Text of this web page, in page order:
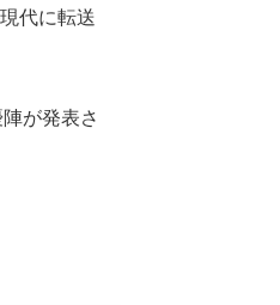
代に転送
が発表さ